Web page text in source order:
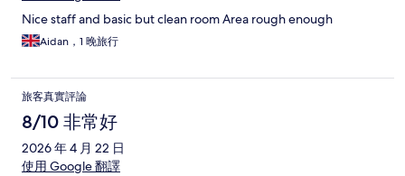
Nice staff and basic but clean room Area rough enough
Aidan，1 晚旅行
旅客真實評論
8/10 非常好
2026 年 4 月 22 日
使用 Google 翻譯